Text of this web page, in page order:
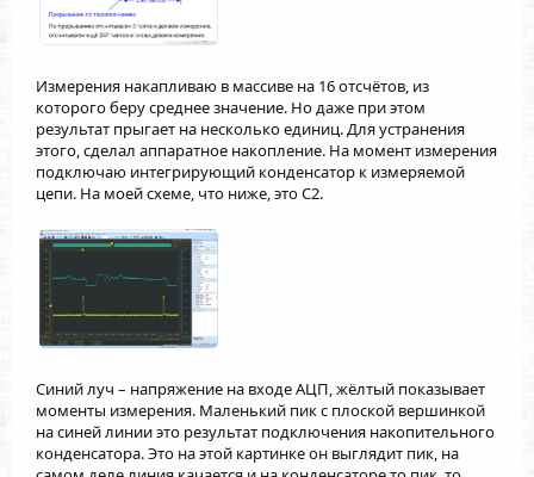
Измерения накапливаю в массиве на 16 отсчётов, из
которого беру среднее значение. Но даже при этом
результат прыгает на несколько единиц. Для устранения
этого, сделал аппаратное накопление. На момент измерения
подключаю интегрирующий конденсатор к измеряемой
цепи. На моей схеме, что ниже, это C2.
Синий луч – напряжение на входе АЦП, жёлтый показывает
моменты измерения. Маленький пик с плоской вершинкой
на синей линии это результат подключения накопительного
конденсатора. Это на этой картинке он выглядит пик, на